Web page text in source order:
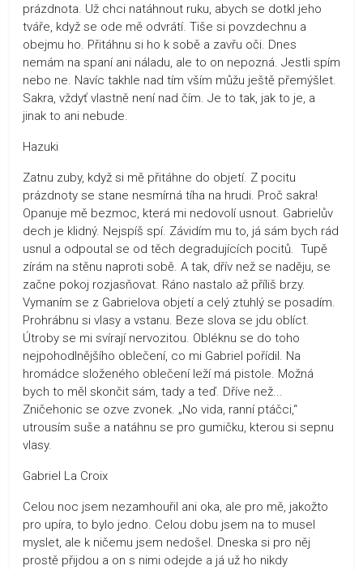
prázdnota. Už chci natáhnout ruku, abych se dotkl jeho
tváře, když se ode mě odvrátí. Tiše si povzdechnu a
obejmu ho. Přitáhnu si ho k sobě a zavřu oči. Dnes
nemám na spaní ani náladu, ale to on nepozná. Jestli spím
nebo ne. Navíc takhle nad tím vším můžu ještě přemýšlet.
Sakra, vždyť vlastně není nad čím. Je to tak, jak to je, a
jinak to ani nebude.
Hazuki
Zatnu zuby, když si mě přitáhne do objetí. Z pocitu
prázdnoty se stane nesmírná tíha na hrudi. Proč sakra!
Opanuje mě bezmoc, která mi nedovolí usnout. Gabrielův
dech je klidný. Nejspíš spí. Závidím mu to, já sám bych rád
usnul a odpoutal se od těch degradujících pocitů. Tupě
zírám na stěnu naproti sobě. A tak, dřív než se naděju, se
začne pokoj rozjasňovat. Ráno nastalo až příliš brzy.
Vymaním se z Gabrielova objetí a celý ztuhlý se posadím.
Prohrábnu si vlasy a vstanu. Beze slova se jdu oblíct.
Útroby se mi svírají nervozitou. Obléknu se do toho
nejpohodlnějšího oblečení, co mi Gabriel pořídil. Na
hromádce složeného oblečení leží má pistole. Možná
bych to měl skončit sám, tady a teď. Dříve než...
Zničehonic se ozve zvonek. „No vida, ranní ptáčci,“
utrousím suše a natáhnu se pro gumičku, kterou si sepnu
vlasy.
Gabriel La Croix
Celou noc jsem nezamhouřil ani oka, ale pro mě, jakožto
pro upíra, to bylo jedno. Celou dobu jsem na to musel
myslet, ale k ničemu jsem nedošel. Dneska si pro něj
prostě přijdou a on s nimi odejde a já už ho nikdy